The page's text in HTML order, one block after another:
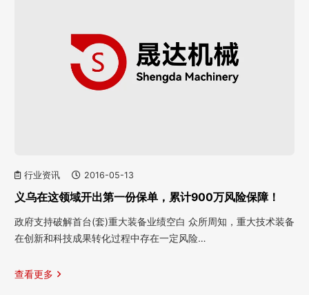
行业资讯 2016-05-13
义乌在这领域开出第一份保单，累计900万风险保障！
政府支持破解首台(套)重大装备业绩空白 众所周知，重大技术装备
在创新和科技成果转化过程中存在一定风险…
查看更多